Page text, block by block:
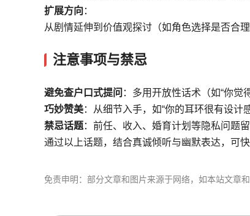
扩展方向 ：
从剧情延伸到价值观探讨（如角色选择是否合
注意事项与禁忌
避免查户口式提问 ：多用开放性话术（如“你觉
巧妙赞美：从细节入手，如“你的耳环很有设计
禁忌话题：前任、收入、婚育计划等隐私问题
通过以上话题，结合真诚倾听与幽默表达，可
免责申明：部分文章和图片来源于网络，如本站文章